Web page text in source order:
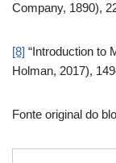
Company, 1890),
[8] “Introduction to
Holman, 2017),
Fonte original do